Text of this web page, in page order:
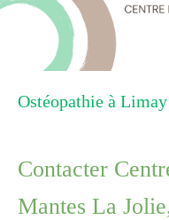
Ostéopathie à
Contacter
Mantes La